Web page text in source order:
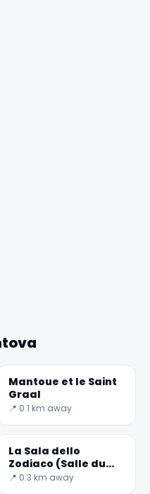
Mantoue et le Saint
Graal
📍 0.1 km away
La Sala dello
Zodiaco (Salle du
Zodiaque) était la
📍 0.3 km away